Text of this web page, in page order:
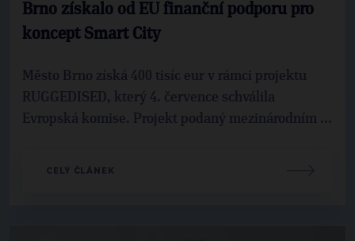
Brno získalo od EU finanční podporu pro
koncept Smart City
Město Brno získá 400 tisíc eur v rámci projektu
RUGGEDISED, který 4. července schválila
Evropská komise. Projekt podaný mezinárodním ...
CELÝ ČLÁNEK